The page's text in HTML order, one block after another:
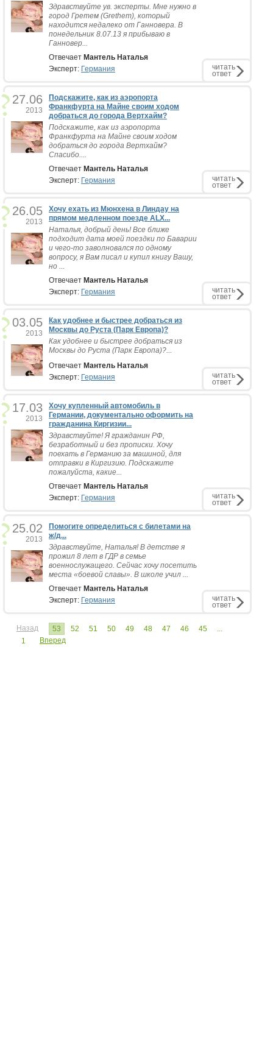
Здравствуйте ув. эксперты. Мне нужно в
город Гретем (Grethem), который
находится недалеко от Ганновера. В
понедельник 8.07.13 я прибываю в
Ганновер...
Отвечает Мантель Наталья
Эксперт: Германия читать
ответ
27.06
2013
Подскажите, как из аэропорта
Франкфурта на Майне своим ходом
добраться до города Вертхайм?
Подскажите, как из аэропорта
Франкфурта на Майне своим ходом
добраться до города Вертхайм?
Спасибо....
Отвечает Мантель Наталья
Эксперт: Германия читать
ответ
26.05
2013
Хочу ехать из Мюнхена в Линдау на
прямом медленном поезде ALX...
Наталья, добрый день! Все ближе
подходит дата моей поездки по Баварии
и чего-то заволновался по одному
вопросу, я Вам писал и купил книгу Вашу,
но ...
Отвечает Мантель Наталья
Эксперт: Германия читать
ответ
03.05
2013
Как удобнее и быстрее добраться из
Москвы до Руста (Парк Европа)?
Как удобнее и быстрее добраться из
Москвы до Руста (Парк Европа)?...
Отвечает Мантель Наталья
Эксперт: Германия читать
ответ
17.03
2013
Хочу купленный автомобиль в
Германии, документально оформить на
гражданина Киргизии...
Здравствуйте! Я гражданин РФ,
безработный и без прописки. Хочу
поехать в Германию за машиной, для
отправки в Киргизию. Подскажите
пожалуйста, какие...
Отвечает Мантель Наталья
Эксперт: Германия читать
ответ
25.02
2013
Помогите определиться с билетами на
ж/д...
Здравствуйте, Наталья! В детстве я
прожил 8 лет в ГДР в семье
военнослужащего. Сейчас хочу посетить
места «боевой славы». В школе учил ...
Отвечает Мантель Наталья
Эксперт: Германия читать
ответ
Назад 53 52 51 50 49 48 47 46 45
...
1
Вперед